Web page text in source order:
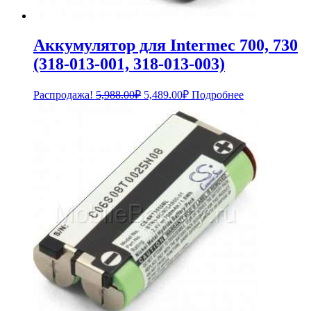
Аккумулятор для Intermec 700, 730
(318-013-001, 318-013-003)
Распродажа! 5,988.00₽ Первоначальная
составляла
5,988.00₽.
5,489.00₽Текущая
5,489.00₽.
Подробнее